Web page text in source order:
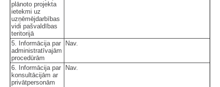
plānoto projekta
ietekmi uz
uzņēmējdarbības
vidi pašvaldības
teritorijā
5. Informācija par
administratīvajām
procedūrām
Nav.
6. Informācija par
konsultācijām ar
privātpersonām
Nav.